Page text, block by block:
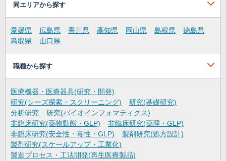
同エリアから探す
愛媛県 広島県 香川県 高知県 岡山県 島根県
徳島県
鳥取県
山口県
職種から探す
医療機器・医療器具(研究・開発)
研究(シーズ探索・スクリーニング)
研究(基礎研究)
分析研究
研究(バイオインフォマティクス)
非臨床研究(薬物動態・GLP)
非臨床研究(薬理・GLP)
非臨床研究(安全性・毒性・GLP)
製剤研究(処方設計)
製剤研究(スケールアップ・工業化)
製造プロセス・工法開発(再生医療製品)